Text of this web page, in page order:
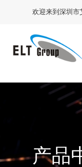
欢迎来到深圳市
产品